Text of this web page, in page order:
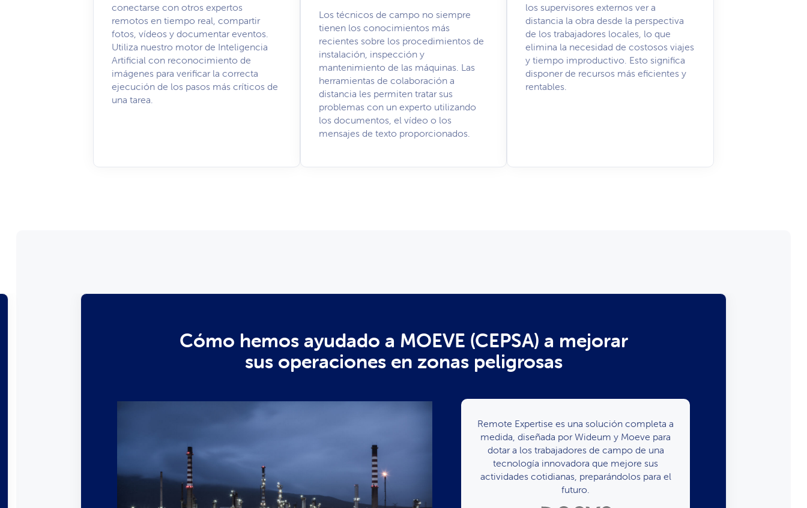
conectarse con otros expertos
remotos en tiempo real, compartir
fotos, vídeos y documentar eventos.
Utiliza nuestro motor de Inteligencia
Artificial con reconocimiento de
imágenes para verificar la correcta
ejecución de los pasos más críticos de
una tarea.
Los técnicos de campo no siempre
tienen los conocimientos más
recientes sobre los procedimientos de
instalación, inspección y
mantenimiento de las máquinas. Las
herramientas de colaboración a
distancia les permiten tratar sus
problemas con un experto utilizando
los documentos, el vídeo o los
mensajes de texto proporcionados.
los supervisores externos ver a
distancia la obra desde la perspectiva
de los trabajadores locales, lo que
elimina la necesidad de costosos viajes
y tiempo improductivo. Esto significa
disponer de recursos más eficientes y
rentables.
Cómo hemos ayudado a MOEVE (CEPSA) a mejorar
sus operaciones en zonas peligrosas
Remote Expertise es una solución completa a
medida, diseñada por Wideum y Moeve para
dotar a los trabajadores de campo de una
tecnología innovadora que mejore sus
actividades cotidianas, preparándolos para el
futuro.